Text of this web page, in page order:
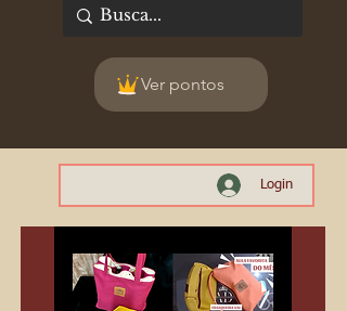
Ver pontos
Login